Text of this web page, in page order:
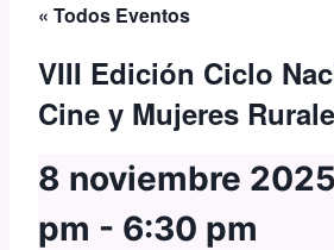
« Todos Eventos
VIII Edición Ciclo
Cine y Mujeres
8 noviembre
pm - 6:30 pm